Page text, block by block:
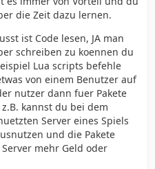
die Zeit dazu lernen.
ist Code lesen, JA man
schreiben zu koennen du
Lua scripts befehle
von einem Benutzer auf
nutzer dann fuer Pakete
kannst du bei dem
Server eines Spiels
und die Pakete
mehr Geld oder